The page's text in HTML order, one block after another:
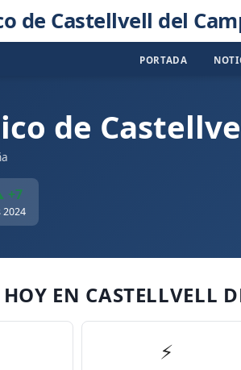
de Castellvell del
PORTADA
de
+7
2024
EN CASTELLVELL
⚡